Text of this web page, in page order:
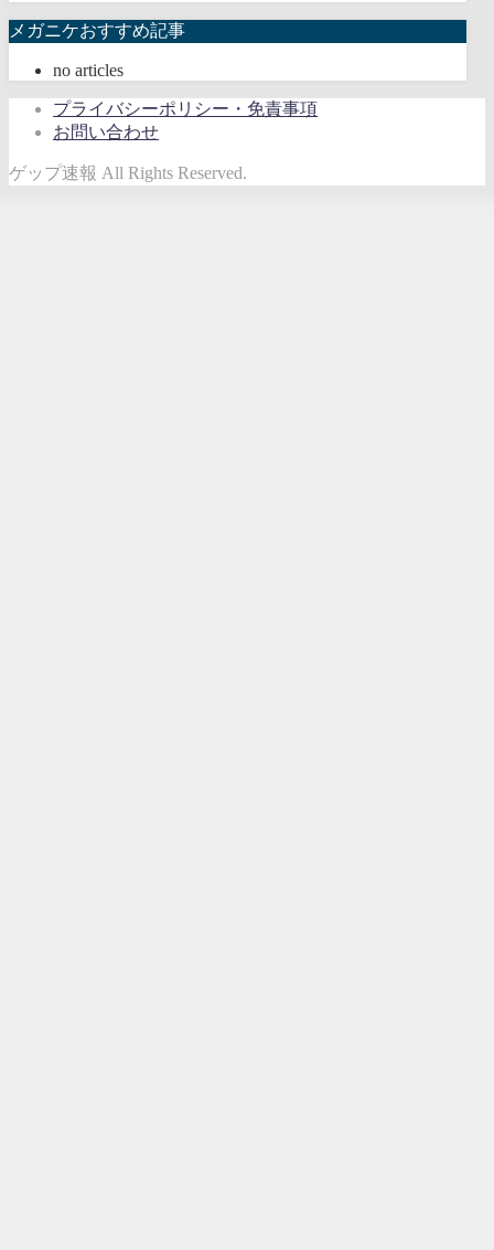
メガニケおすすめ記事
no articles
プライバシーポリシー・免責事項
お問い合わせ
ゲップ速報 All Rights Reserved.